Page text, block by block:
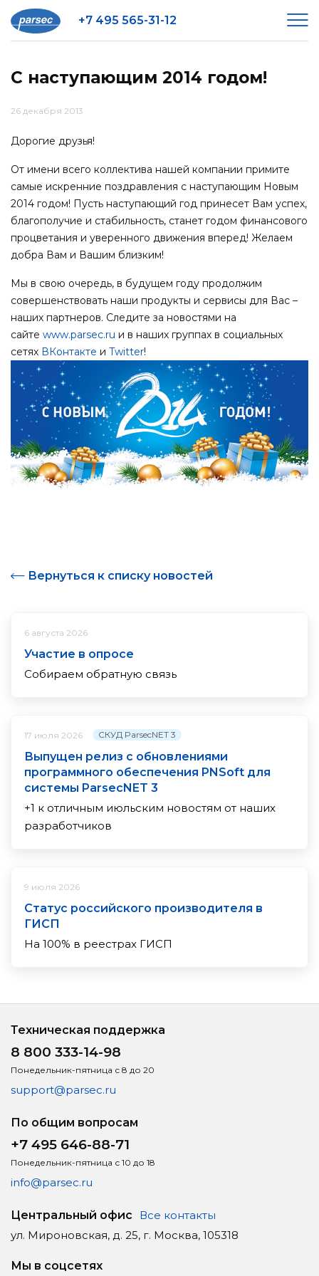
+7 495 565-31-12
С наступающим 2014 годом!
26 декабря 2013
Дорогие друзья!
От имени всего коллектива нашей компании примите
самые искренние поздравления с наступающим Новым
2014 годом! Пусть наступающий год принесет Вам успех,
благополучие и стабильность, станет годом финансового
процветания и уверенного движения вперед! Желаем
добра Вам и Вашим близким!
Мы в свою очередь, в будущем году продолжим
совершенствовать наши продукты и сервисы для Вас –
наших партнеров. Следите за новостями на
сайте www.parsec.ru и в наших группах в социальных
сетях ВКонтакте и Twitter!
Вернуться к списку новостей
6 августа 2026
Участие в опросе
Собираем обратную связь
17 июля 2026 СКУД ParsecNET 3
Выпущен релиз с обновлениями
программного обеспечения PNSoft для
системы ParsecNET 3
+1 к отличным июльским новостям от наших
разработчиков
9 июля 2026
Статус российского производителя в
ГИСП
На 100% в реестрах ГИСП
Техническая поддержка
8 800 333-14-98
Понедельник-пятница с 8 до 20
support@parsec.ru
По общим вопросам
+7 495 646-88-71
Понедельник-пятница с 10 до 18
info@parsec.ru
Центральный офис
Все контакты
ул. Мироновская, д. 25, г. Москва, 105318
Мы в соцсетях